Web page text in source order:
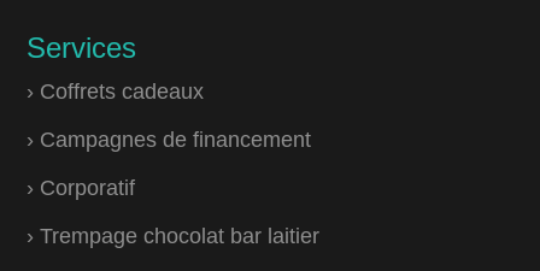
Services
› Coffrets cadeaux
› Campagnes de financement
› Corporatif
› Trempage chocolat bar laitier